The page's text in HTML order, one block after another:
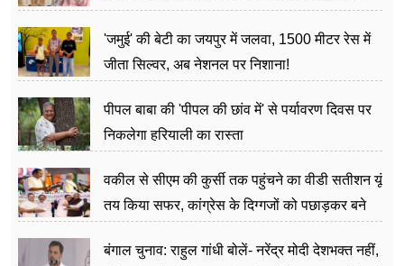
'जमुई' की बेटी का जयपुर में जलवा, 1500 मीटर रेस में
जीता सिल्वर, अब नेशनल पर निशाना!
पीपल बाबा की 'पीपल की छांव में' से पर्यावरण दिवस पर
निकलेगा हरियाली का रास्ता
वकील से सीएम की कुर्सी तक पहुंचने का वीडी सतीशन यूं
तय किया सफर, कांग्रेस के दिग्गजों को पछाड़कर बने
बंगाल चुनाव: राहुल गांधी बोलें- नरेंद्र मोदी देशभक्त नहीं,